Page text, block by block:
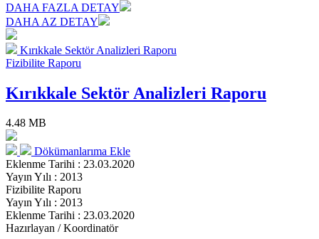
DAHA FAZLA DETAY
DAHA AZ DETAY
Kırıkkale Sektör Analizleri Raporu
Fizibilite Raporu
Kırıkkale Sektör Analizleri Raporu
4.48 MB
Dökümanlarıma Ekle
Eklenme Tarihi : 23.03.2020
Yayın Yılı : 2013
Fizibilite Raporu
Yayın Yılı : 2013
Eklenme Tarihi : 23.03.2020
Hazırlayan / Koordinatör